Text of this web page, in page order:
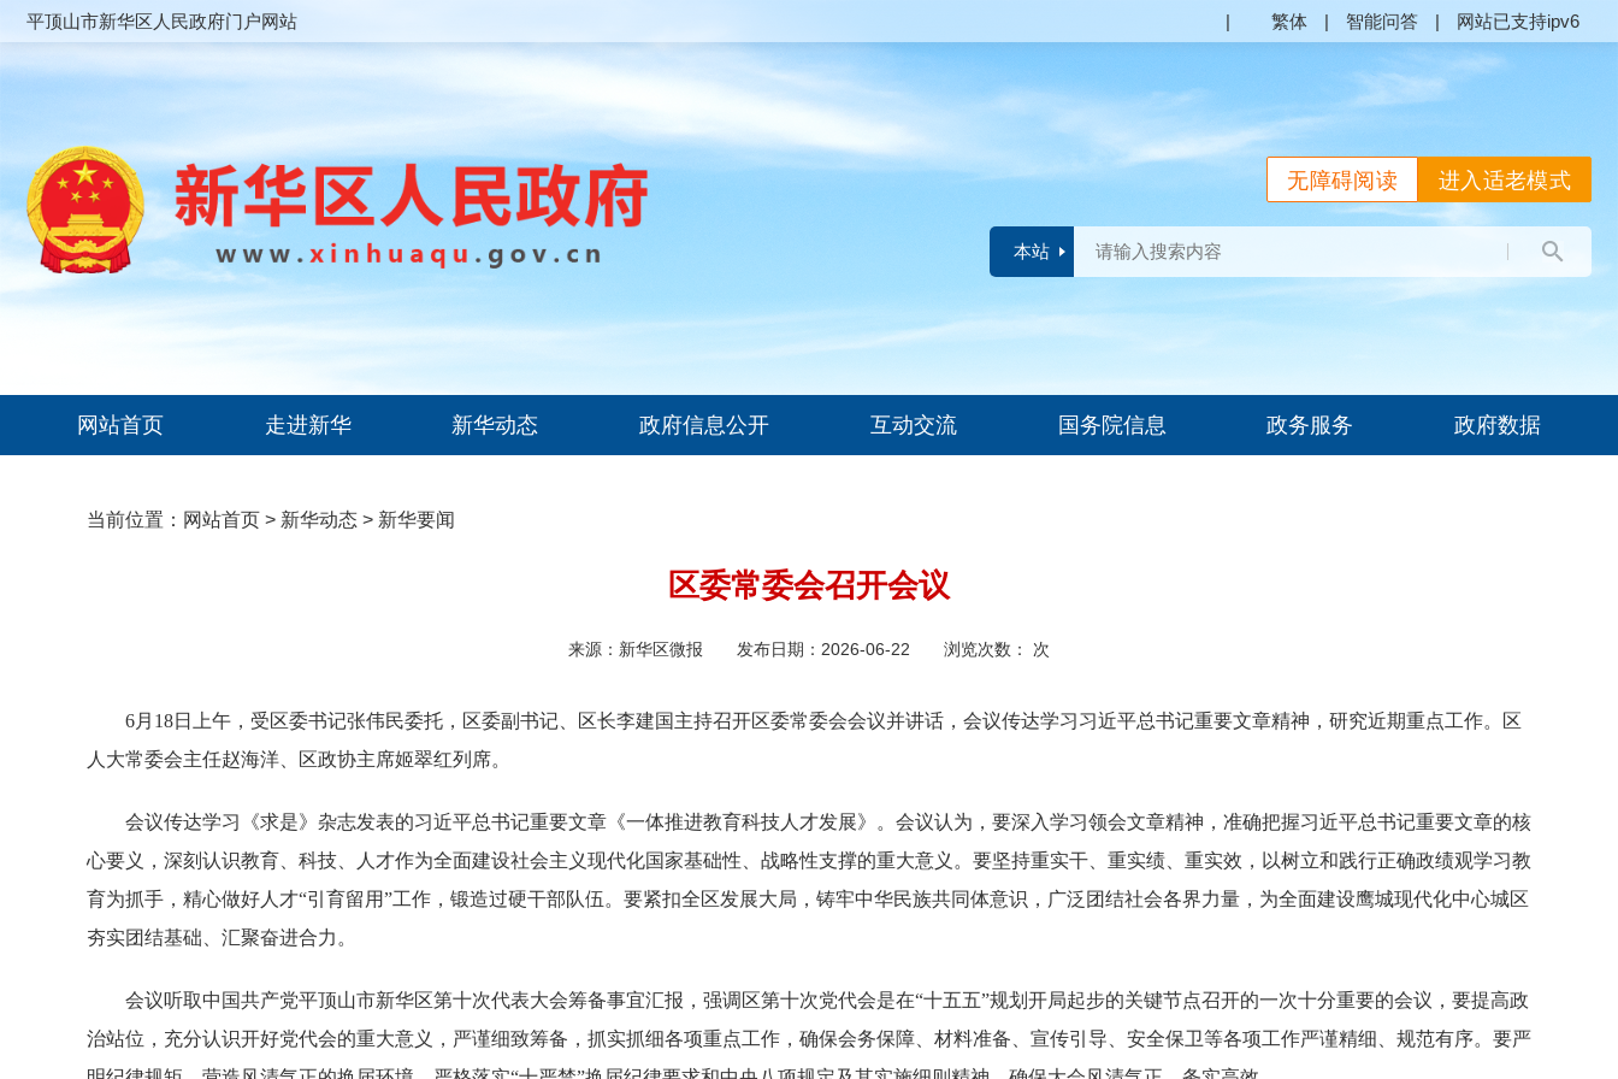
平顶山市新华区人民政府门户网站 | 繁体 | 智能问答 | 网站已支持ipv6
进入适老模式
无障碍阅读
本站
网站首页 走进新华 新华动态 政府信息公开 互动交流 国务院信息 政务服务 政府数据
当前位置： 网站首页 > 新华动态 > 新华要闻
区委常委会召开会议
来源： 新华区微报 发布日期： 2026-06-22 浏览次数： 次
6月18日上午，受区委书记张伟民委托，区委副书记、区长李建国主持召开区委常委会会议并讲话，会议传达学习习近平总书记重要文章精神，研究近期重点工作。区
人大常委会主任赵海洋、区政协主席姬翠红列席。
会议传达学习《求是》杂志发表的习近平总书记重要文章《一体推进教育科技人才发展》。会议认为，要深入学习领会文章精神，准确把握习近平总书记重要文章的核
心要义，深刻认识教育、科技、人才作为全面建设社会主义现代化国家基础性、战略性支撑的重大意义。要坚持重实干、重实绩、重实效，以树立和践行正确政绩观学习教
育为抓手，精心做好人才“引育留用”工作，锻造过硬干部队伍。要紧扣全区发展大局，铸牢中华民族共同体意识，广泛团结社会各界力量，为全面建设鹰城现代化中心城区
夯实团结基础、汇聚奋进合力。
会议听取中国共产党平顶山市新华区第十次代表大会筹备事宜汇报，强调区第十次党代会是在“十五五”规划开局起步的关键节点召开的一次十分重要的会议，要提高政
治站位，充分认识开好党代会的重大意义，严谨细致筹备，抓实抓细各项重点工作，确保会务保障、材料准备、宣传引导、安全保卫等各项工作严谨精细、规范有序。要严